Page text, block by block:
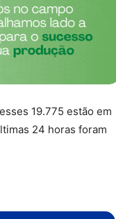
19.775 estão em
24 horas foram